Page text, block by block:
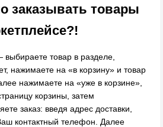
заказывать товары
выбираете товар в разделе,
нажимаете на «в корзину» и товар
нажимаете на «уже в корзине»,
корзины, затем
заказ: введя адрес доставки,
контактный телефон. Далее